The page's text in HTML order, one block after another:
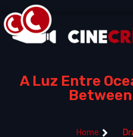
A Luz Entre
Between
Home